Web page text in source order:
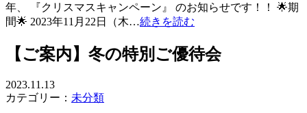
年、 『クリスマスキャンペーン』 のお知らせです！！ 🌟期
間🌟 2023年11月22日（木…続きを読む
【ご案内】冬の特別ご優待会
2023.11.13
カテゴリー： 未分類